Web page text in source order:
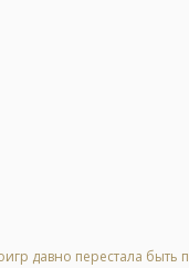
давно перестала быть